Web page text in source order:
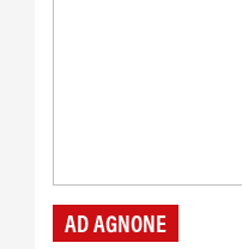
AD AGNONE